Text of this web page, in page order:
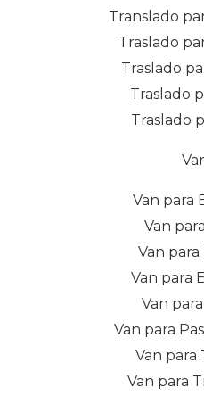
Translado
Traslado
Traslado
Traslado
Traslado
Van para
Van
Van
Van para
Van
Van para
Van para
Van para